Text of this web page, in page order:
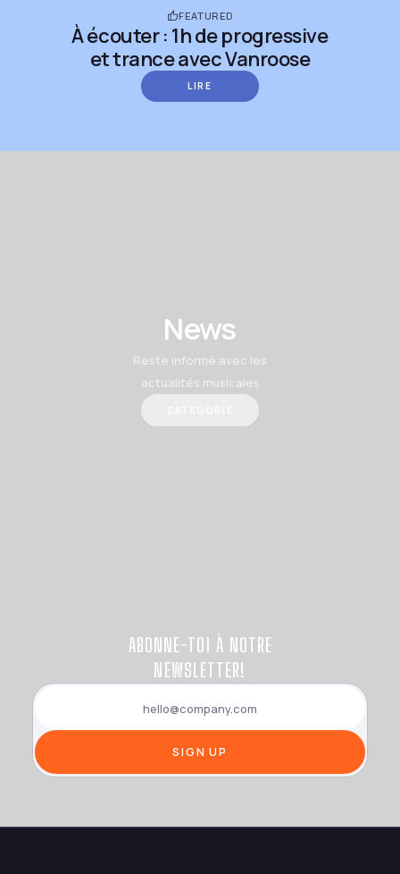
FEATURED
À écouter : 1h de progressive
et trance avec Vanroose
LIRE
News
Reste informé avec les
actualités musicales
ABONNE-TOI À NOTRE
NEWSLETTER!